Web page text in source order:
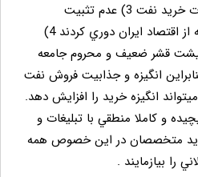
بيشتر 2) توجه كشورها به ثبات خريد نفت 3) عدم تثبيت
تحريمهاو سقوط كشورهايي كه از اقتصاد ايران دوري كردند 4)
قشر ضعيف و محروم جامعه
انگيزه و جذابيت فروش نفت
انگيزه خريد را افزايش دهد.
و كاملا منطقي با تبليغات و
متخصصان در اين خصوص همه
را بيازمايند .